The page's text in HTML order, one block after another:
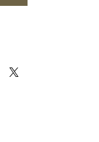
doré avec logo